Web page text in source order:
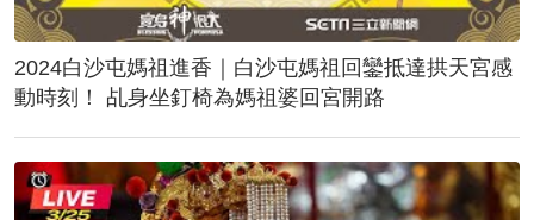
2024白沙屯媽祖進香｜白沙屯媽祖回鑾抵達拱天宮感
動時刻！ 乩身坐釘椅為媽祖婆回宮開路